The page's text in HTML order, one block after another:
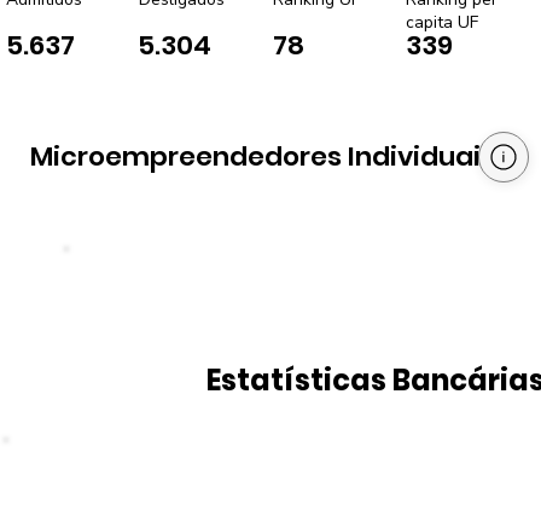
5.637 5.304 78 339
capita UF
Microempreendedores Individuais
Estatísticas